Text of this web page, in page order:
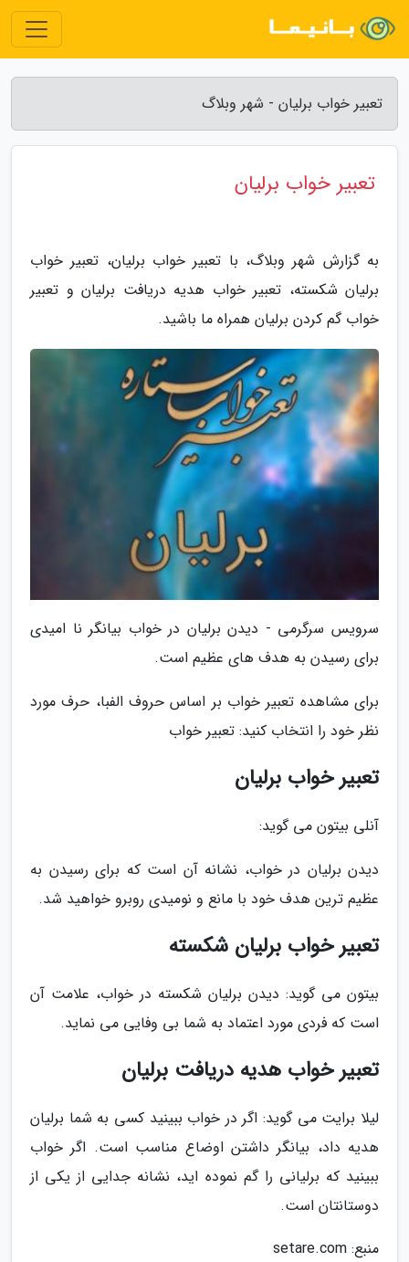
تعبیر خواب برلیان - شهر وبلاگ
تعبیر خواب برلیان
به گزارش شهر وبلاگ، با تعبیر خواب برلیان، تعبیر خواب
برلیان شکسته، تعبیر خواب هدیه دریافت برلیان و تعبیر
خواب گم کردن برلیان همراه ما باشید.
سرویس سرگرمی - دیدن برلیان در خواب بیانگر نا امیدی
برای رسیدن به هدف های عظیم است.
برای مشاهده تعبیر خواب بر اساس حروف الفبا، حرف مورد
نظر خود را انتخاب کنید: تعبیر خواب
تعبیر خواب برلیان
آنلی بیتون می گوید:
دیدن برلیان در خواب، نشانه آن است که برای رسیدن به
عظیم ترین هدف خود با مانع و نومیدی روبرو خواهید شد.
تعبیر خواب برلیان شکسته
بیتون می گوید: دیدن برلیان شکسته در خواب، علامت آن
است که فردی مورد اعتماد به شما بی وفایی می نماید.
تعبیر خواب هدیه دریافت برلیان
لیلا برایت می گوید: اگر در خواب ببینید کسی به شما برلیان
هدیه داد، بیانگر داشتن اوضاع مناسب است. اگر خواب
ببینید که برلیانی را گم نموده اید، نشانه جدایی از یکی از
دوستانتان است.
منبع: setare.com